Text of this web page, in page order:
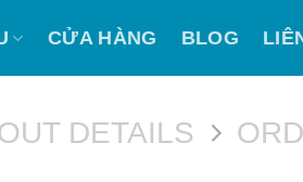
CỬA HÀNG BLOG
DETAILS